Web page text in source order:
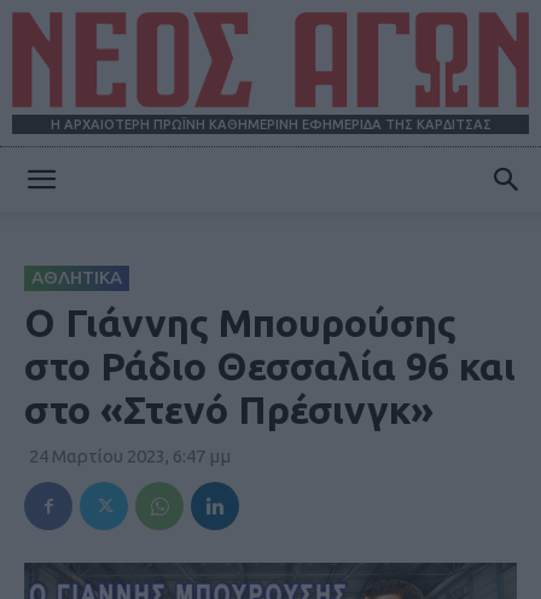
Η ΑΡΧΑΙΟΤΕΡΗ ΠΡΩΪΝΗ ΚΑΘΗΜΕΡΙΝΗ ΕΦΗΜΕΡΙΔΑ ΤΗΣ ΚΑΡΔΙΤΣΑΣ
ΑΘΛΗΤΙΚΑ
Ο Γιάννης Μπουρούσης
στο Ράδιο Θεσσαλία 96 και
στο «Στενό Πρέσινγκ»
24 Μαρτίου 2023, 6:47 μμ